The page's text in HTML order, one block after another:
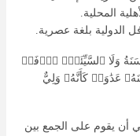
المحلية.
الدولية بلغة عصرية.
وَلَا ٱلسَّيِّئَةُۚ ٱدۡفَعۡ
عَدَٰوَةٞ كَأَنَّهُۥ وَلِيٌّ
أن يقوم على الجمع بين